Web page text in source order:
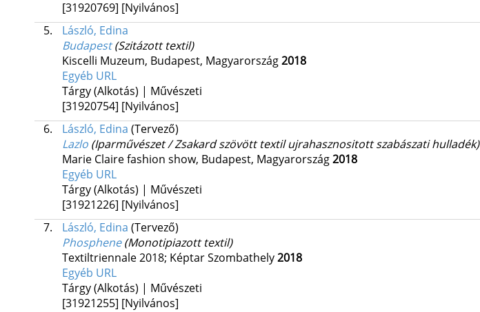
[31920769] [Nyilvános]
5.
László, Edina
Budapest(Szitázott textil)
Kiscelli Muzeum, Budapest, Magyarország2018
Egyéb URL
Tárgy (Alkotás) | Művészeti
[31920754] [Nyilvános]
6.
László, Edina (Tervező)
Lazlo(Iparművészet / Zsakard szövött textil ujrahasznositott szabászati hulladék)
Marie Claire fashion show, Budapest, Magyarország2018
Egyéb URL
Tárgy (Alkotás) | Művészeti
[31921226] [Nyilvános]
7.
László, Edina (Tervező)
Phosphene(Monotipiazott textil)
Textiltriennale 2018; Képtar Szombathely2018
Egyéb URL
Tárgy (Alkotás) | Művészeti
[31921255] [Nyilvános]